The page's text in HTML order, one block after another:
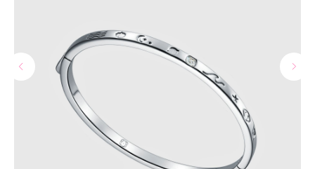
МАГАЗИНЫ
Потрогать, примерить,
ВЛЮБИТЬСЯ И КУПИТЬ
наш бренд вы можете по адресу